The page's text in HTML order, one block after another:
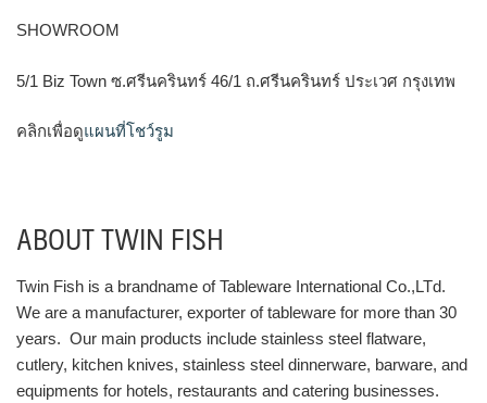
SHOWROOM
5/1 Biz Town ซ.ศรีนครินทร์ 46/1 ถ.ศรีนครินทร์ ประเวศ กรุงเทพ
คลิกเพื่อดูแผนที่โชว์รูม
ABOUT TWIN FISH
Twin Fish is a brandname of Tableware International Co.,LTd.
We are a manufacturer, exporter of tableware for more than 30
years. Our main products include stainless steel flatware,
cutlery, kitchen knives, stainless steel dinnerware, barware, and
equipments for hotels, restaurants and catering businesses.